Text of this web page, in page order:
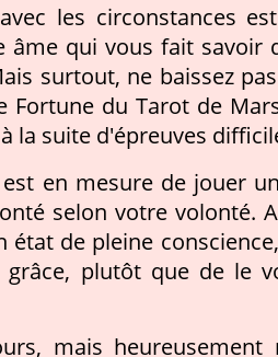
les circonstances
qui vous fait savoir
surtout, ne baissez
du Tarot de
la suite d'épreuves
en mesure de jouer
selon votre volonté.
de pleine
plutôt que de le
mais heureusement